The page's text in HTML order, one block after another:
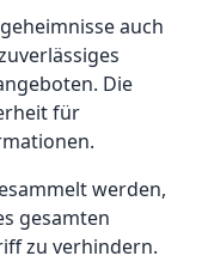
auch
Die
für
werden,
gesamten
zu verhindern.